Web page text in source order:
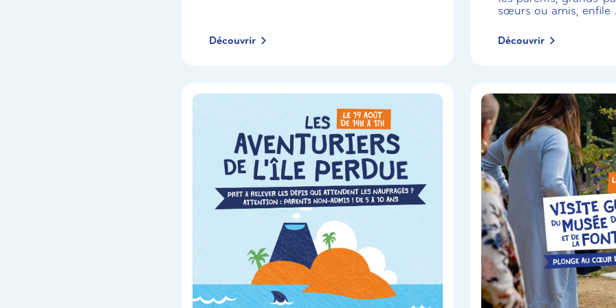
Découvrir
sœurs ou amis, enfile
Découvrir